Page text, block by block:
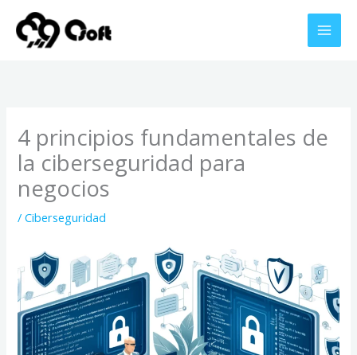
contenido
4 principios fundamentales de
la ciberseguridad para
negocios
/Ciberseguridad